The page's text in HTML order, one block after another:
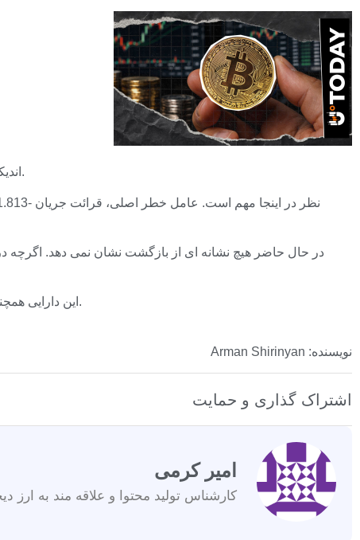
اندیکاتورهای مومنتوم خنثی تا کمی ضعیف هستند و قیمت در محدوده کوچکی شناور است که نشان دهنده عدم اطمینان جهت گیری قوی است.
این دارایی همچنان در وضعیت نامطمئنی قرار دارد و یک بهبود قابل توجه هم نیازمند کاهش ذخایر ارزی و هم شکستن بالاتر از سطوح مقاومت کلیدی است.
نویسنده: Arman Shirinyan
اشتراک گذاری و حمایت
امیر کرمی
کارشناس تولید محتوا و علاقه مند به ارز